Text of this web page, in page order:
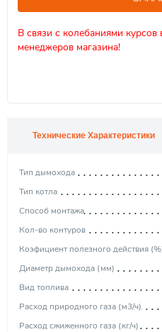
В связи с колебаниями курсов
менеджеров магазина!
Технические Характеристики
Тип дымохода
Тип котла
Способ монтажа
Кол-во контуров
Коэфициент полезного действия
Диаметр дымохода (мм)
Вид топлива
Расход природного газа (м3/ч)
Расход сжиженного газа (кг/ч)